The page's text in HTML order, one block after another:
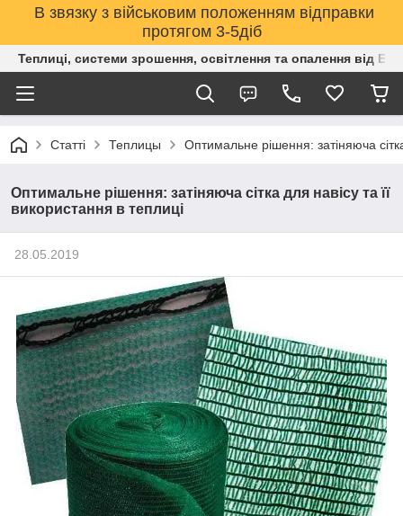
В звязку з військовим положенням відправки
протягом 3-5діб
Теплиці, системи зрошення, освітлення та опалення від
Статті Теплицы Оптимальне рішення: затіняюча
Оптимальне рішення: затіняюча сітка для навісу та її
використання в теплиці
28.05.2019